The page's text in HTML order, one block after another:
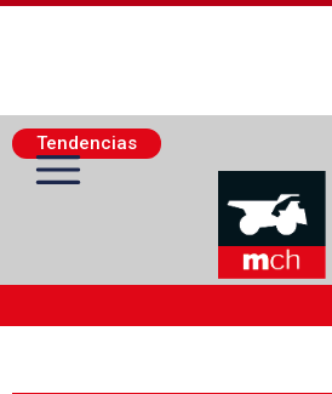
Tendencias
Actualidad Minera